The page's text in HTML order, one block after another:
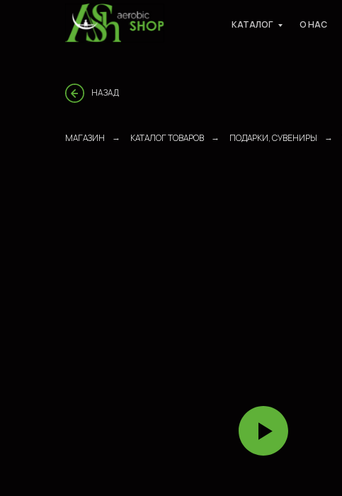
КАТАЛОГ О НАС
НАЗАД
МАГАЗИН → КАТАЛОГ ТОВАРОВ → ПОДАРКИ, СУВЕНИРЫ →